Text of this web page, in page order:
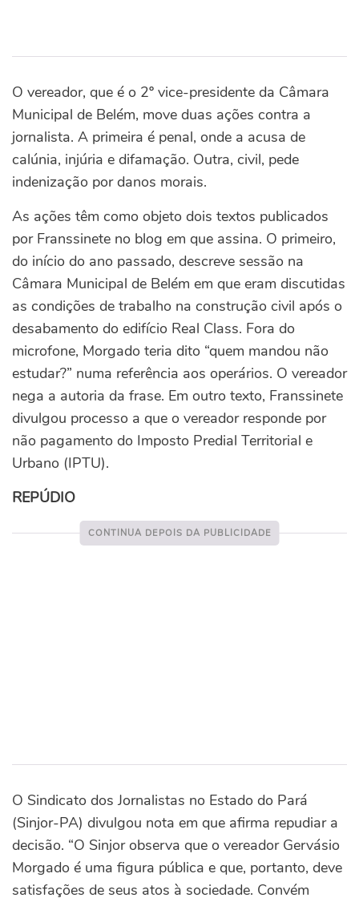
O vereador, que é o 2º vice-presidente da Câmara
Municipal de Belém, move duas ações contra a
jornalista. A primeira é penal, onde a acusa de
calúnia, injúria e difamação. Outra, civil, pede
indenização por danos morais.
As ações têm como objeto dois textos publicados
por Franssinete no blog em que assina. O primeiro,
do início do ano passado, descreve sessão na
Câmara Municipal de Belém em que eram discutidas
as condições de trabalho na construção civil após o
desabamento do edifício Real Class. Fora do
microfone, Morgado teria dito “quem mandou não
estudar?” numa referência aos operários. O vereador
nega a autoria da frase. Em outro texto, Franssinete
divulgou processo a que o vereador responde por
não pagamento do Imposto Predial Territorial e
Urbano (IPTU).
REPÚDIO
O Sindicato dos Jornalistas no Estado do Pará
(Sinjor-PA) divulgou nota em que afirma repudiar a
decisão. “O Sinjor observa que o vereador Gervásio
Morgado é uma figura pública e que, portanto, deve
satisfações de seus atos à sociedade. Convém